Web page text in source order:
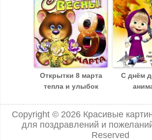
Открытки 8 марта
тепла и улыбок
С днём
Copyright © 2026 Красивые
для поздравлений и
Reserved